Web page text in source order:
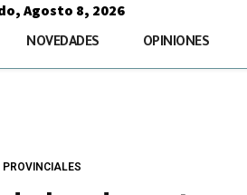
Agosto 8, 2026
NOVEDADES OPINIONES
PROVINCIALES